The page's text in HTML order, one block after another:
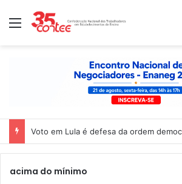
Menu
Voto em Lula é defesa da ordem
acima do mínimo